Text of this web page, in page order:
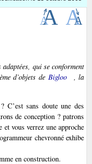
adaptées, qui se conforment
d’objets de Bigloo
, la
? C’est sans doute une des
de conception ? patrons
vous verrez une approche
chevronné exhibe
en construction.